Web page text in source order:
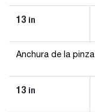
13 in
Anchura de la pinza
13 in